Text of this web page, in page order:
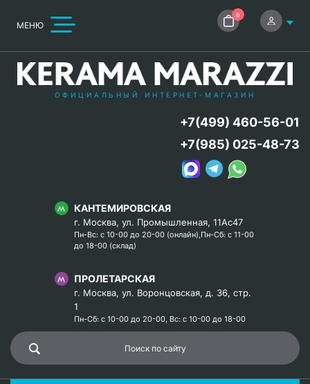
МЕНЮ
0
ОФИЦИАЛЬНЫЙ ИНТЕРНЕТ-МАГАЗИН
КАНТЕМИРОВСКАЯ
г. Москва, ул. Промышленная, 11Ас47
Пн-Вс: с 10-00 до 20-00 (онлайн),Пн-Сб: с 11-00
до 18-00 (склад)
ПРОЛЕТАРСКАЯ
г. Москва, ул. Воронцовская, д. 36, стр.
1
Пн-Сб: с 10-00 до 20-00, Вс: с 10-00 до 18-00
+7(499) 460-56-01
+7(985) 025-48-73